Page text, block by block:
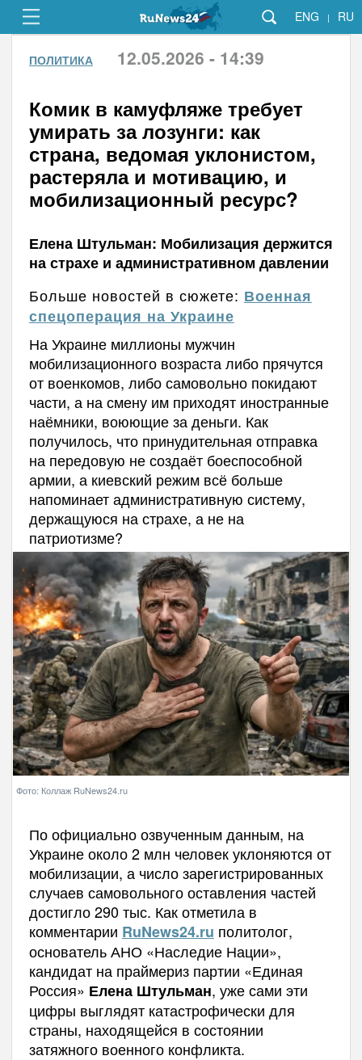
ENG | RU
ПОЛИТИКА 12.05.2026 - 14:39
Комик в камуфляже требует
умирать за лозунги: как
страна, ведомая уклонистом,
растеряла и мотивацию, и
мобилизационный ресурс?
Елена Штульман: Мобилизация держится
на страхе и административном давлении
Больше новостей в сюжете: Военная
спецоперация на Украине
На Украине миллионы мужчин
мобилизационного возраста либо прячутся
от военкомов, либо самовольно покидают
части, а на смену им приходят иностранные
наёмники, воюющие за деньги. Как
получилось, что принудительная отправка
на передовую не создаёт боеспособной
армии, а киевский режим всё больше
напоминает административную систему,
держащуюся на страхе, а не на
патриотизме?
Фото: Коллаж RuNews24.ru
По официально озвученным данным, на
Украине около 2 млн человек уклоняются от
мобилизации, а число зарегистрированных
случаев самовольного оставления частей
достигло 290 тыс. Как отметила в
комментарии RuNews24.ru политолог,
основатель АНО «Наследие Нации»,
кандидат на праймериз партии «Единая
Россия» Елена Штульман, уже сами эти
цифры выглядят катастрофически для
страны, находящейся в состоянии
затяжного военного конфликта.